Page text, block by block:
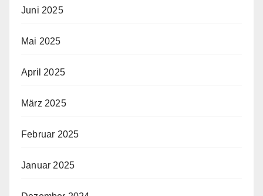
Juni 2025
Mai 2025
April 2025
März 2025
Februar 2025
Januar 2025